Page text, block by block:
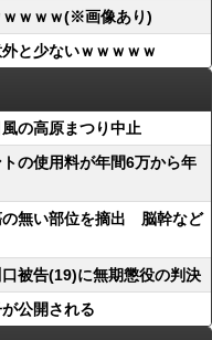
ｗｗｗｗ(※画像あり)
と少ないｗｗｗｗｗ
の高原まつり中止
の使用料が年間6万から年
の無い部位を摘出 脳幹など
被告(19)に無期懲役の判決
公開される